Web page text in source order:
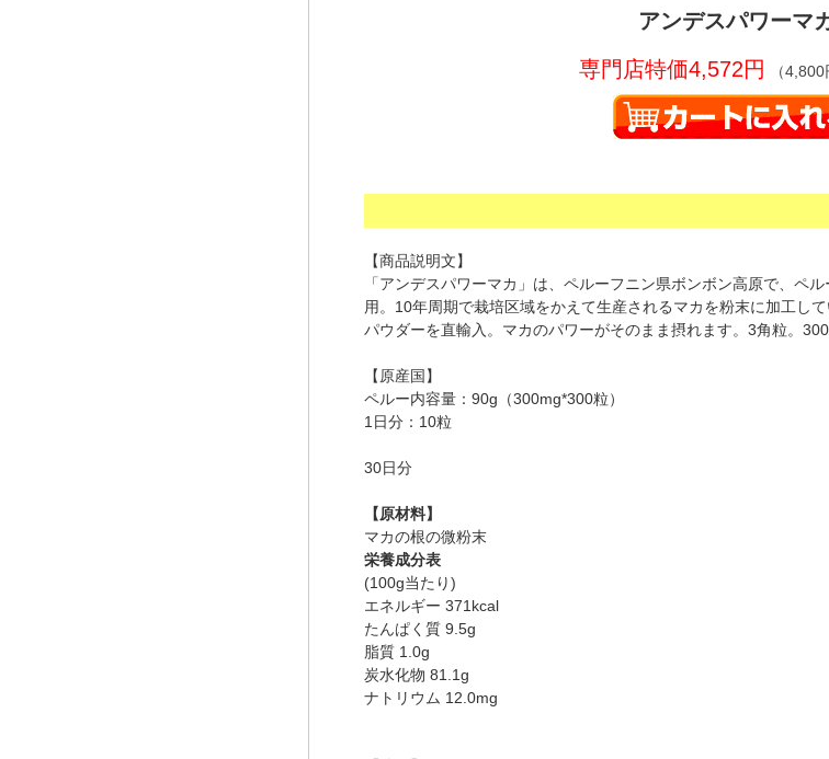
アンデスパワーマ
専門店特価4,572円
（4,800
【商品説明文】
「アンデスパワーマカ」は、ペルーフニン県ボンボン高原で、ペ
用。10年周期で栽培区域をかえて生産されるマカを粉末に加工し
パウダーを直輸入。マカのパワーがそのまま摂れます。3角粒。300
【原産国】
ペルー内容量：90g（300mg*300粒）
1日分：10粒
30日分
【原材料】
マカの根の微粉末
栄養成分表
(100g当たり)
エネルギー 371kcal
たんぱく質 9.5g
脂質 1.0g
炭水化物 81.1g
ナトリウム 12.0mg